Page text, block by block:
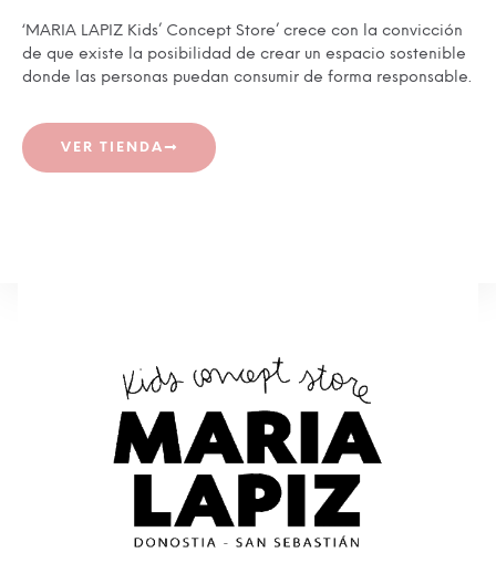
‘MARIA LAPIZ Kids’ Concept Store’ crece con la convicción
de que existe la posibilidad de crear un espacio sostenible
donde las personas puedan consumir de forma responsable.
VER TIENDA